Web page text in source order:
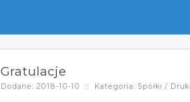
Gratulacje
Dodane: 2018-10-10 :: Kategoria: Spółki /